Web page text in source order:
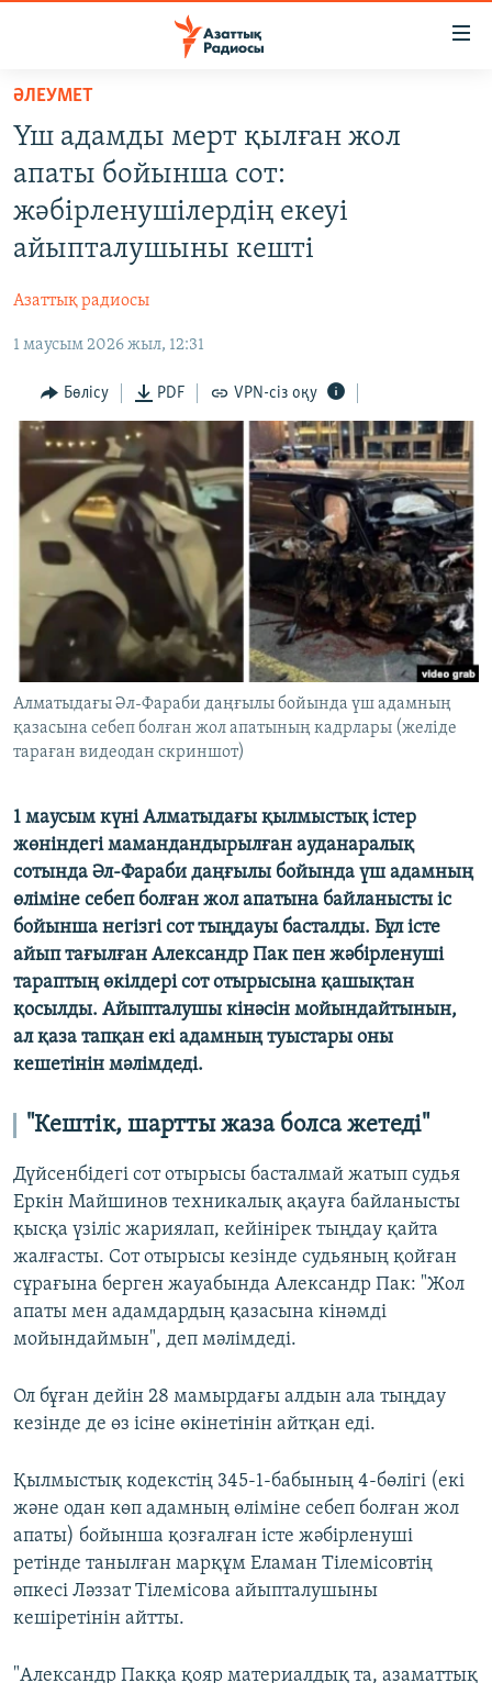
Skip
main
content
to
main
Skip
to
САЯСАТ
AZATTYQTV
ҚАҢТАР ОҚИҒАСЫ
ӘЛЕУМЕТ
ӘЛЕМ
АРНАЙЫ ЖОБАЛАР
Русский
ЖАЗЫЛЫҢЫЗ
Басқа тілдерде
ӘЛЕУМЕТ
Үш адамды мерт қылған жол
апаты бойынша сот:
жәбірленушілердің екеуі
айыпталушыны кешті
Азаттық радиосы
1 маусым 2026 жыл, 12:31
Бөлісу PDF VPN-сіз оқу
Алматыдағы Әл-Фараби даңғылы бойында үш адамның
қазасына себеп болған жол апатының кадрлары (желіде
тараған видеодан скриншот)
1 маусым күні Алматыдағы қылмыстық істер
жөніндегі мамандандырылған ауданаралық
сотында Әл-Фараби даңғылы бойында үш адамның
өліміне себеп болған жол апатына байланысты іс
бойынша негізгі сот тыңдауы басталды. Бұл істе
айып тағылған Александр Пак пен жәбірленуші
тараптың өкілдері сот отырысына қашықтан
қосылды. Айыпталушы кінәсін мойындайтынын,
ал қаза тапқан екі адамның туыстары оны
кешетінін мәлімдеді.
"Кештік, шартты жаза болса жетеді"
Дүйсенбідегі сот отырысы басталмай жатып судья
Еркін Майшинов техникалық ақауға байланысты
қысқа үзіліс жариялап, кейінірек тыңдау қайта
жалғасты. Сот отырысы кезінде судьяның қойған
сұрағына берген жауабында Александр Пак: "Жол
апаты мен адамдардың қазасына кінәмді
мойындаймын", деп мәлімдеді.
Ол бұған дейін 28 мамырдағы алдын ала тыңдау
кезінде де өз ісіне өкінетінін айтқан еді.
Қылмыстық кодекстің 345-1-бабының 4-бөлігі (екі
және одан көп адамның өліміне себеп болған жол
апаты) бойынша қозғалған істе жәбірленуші
ретінде танылған марқұм Еламан Тілемісовтің
әпкесі Ләззат Тілемісова айыпталушыны
кешіретінін айтты.
"Александр Пакқа қояр материалдық та, азаматтық